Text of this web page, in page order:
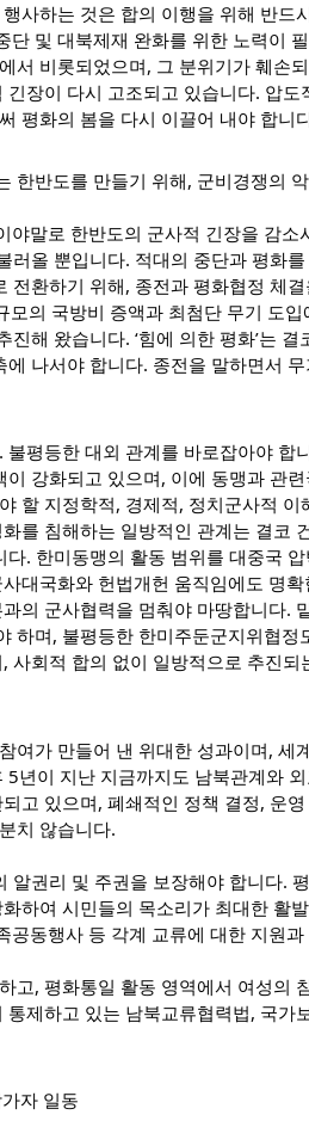
사하는 것은 합의 이행을 위해 반드
및 대북제재 완화를 위한 노력이
서 비롯되었으며, 그 분위기가 훼손
장이 다시 고조되고 있습니다. 압
평화의 봄을 다시 이끌어 내야 합니
한반도를 만들기 위해, 군비경쟁의
말로 한반도의 군사적 긴장을 감소
올 뿐입니다. 적대의 중단과 평화
환하기 위해, 종전과 평화협정 체
의 국방비 증액과 최첨단 무기 도
해 왔습니다. ‘힘에 의한 평화’는 결
나서야 합니다. 종전을 말하면서
평등한 대외 관계를 바로잡아야 합
강화되고 있으며, 이에 동맹과 관
할 지정학적, 경제적, 정치군사적
를 침해하는 일방적인 관계는 결코
. 한미동맹의 활동 범위를 대중국
대국화와 헌법개헌 움직임에도 명
의 군사협력을 멈춰야 마땅합니다.
며, 불평등한 한미주둔군지위협정
회적 합의 없이 일방적으로 추진
여가 만들어 낸 위대한 성과이며, 세
년이 지난 지금까지도 남북관계와
고 있으며, 폐쇄적인 정책 결정, 운
치 않습니다.
알권리 및 주권을 보장해야 합니다.
하여 시민들의 목소리가 최대한 활
동행사 등 각계 교류에 대한 지원
고, 평화통일 활동 영역에서 여성의
제하고 있는 남북교류협력법, 국가
자 일동